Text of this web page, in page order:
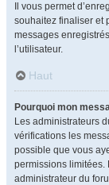
Il vous permet
souhaitez finaliser et
messages
l’utilisateur.
Haut
Pourquoi mon
Les administrateurs
vérifications les
possible que vous
permissions limitées.
administrateur du